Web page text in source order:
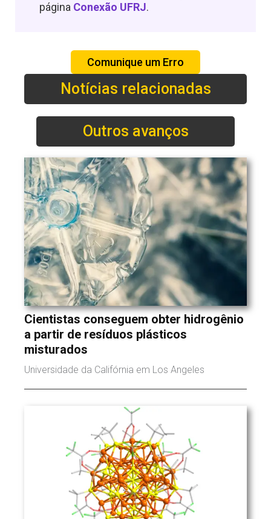
página Conexão UFRJ.
Comunique um Erro
Notícias relacionadas
Outros avanços
Cientistas conseguem obter hidrogênio
a partir de resíduos plásticos
misturados
Universidade da Califórnia em Los Angeles